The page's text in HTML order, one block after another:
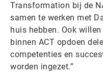
Transformation bij de
samen te werken met
huis hebben. Ook
binnen ACT opdoen
competenties en
worden ingezet.”